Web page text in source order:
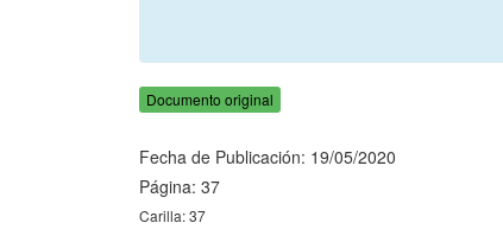
Documento original
Fecha de Publicación: 19/05/2020
Página: 37
Carilla: 37